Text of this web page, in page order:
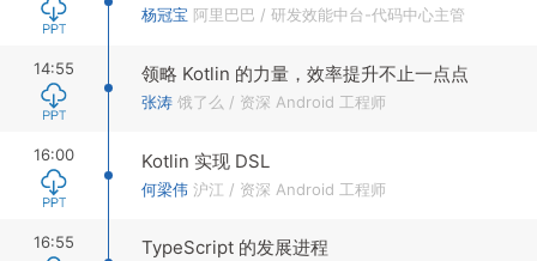
杨冠宝 阿里巴巴 / 研发效能中台-代码中心主管
14:55 领略 Kotlin 的力量，效率提升不止一点点
张涛 饿了么 / 资深 Android 工程师
16:00 Kotlin 实现 DSL
何梁伟 沪江 / 资深 Android 工程师
16:55 TypeScript 的发展进程